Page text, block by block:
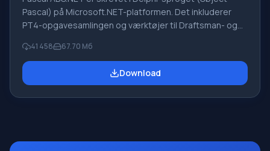
Pascal) på Microsoft.NET-platformen. Det inkluderer
PT4-opgavesamlingen og værktøjer til Draftsman- og
lærer programmering. Hovedformålet med Pascal
ABC.NET-programmeringssystemet er at studere og
undervise i moderne programmeringssprog. Funktioner
41 458 67.70 Мб
Download